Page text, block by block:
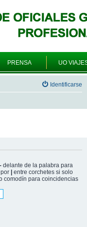
PRENSA UO
Identificarse
- delante de la palabra para
| entre corchetes si solo
comodín para coincidencias